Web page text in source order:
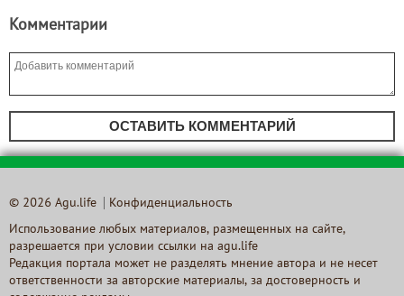
Комментарии
ОСТАВИТЬ КОММЕНТАРИЙ
© 2026 Agu.life Конфиденциальность
Использование любых материалов, размещенных на сайте,
разрешается при условии ссылки на agu.life
Редакция портала может не разделять мнение автора и не несет
ответственности за авторские материалы, за достоверность и